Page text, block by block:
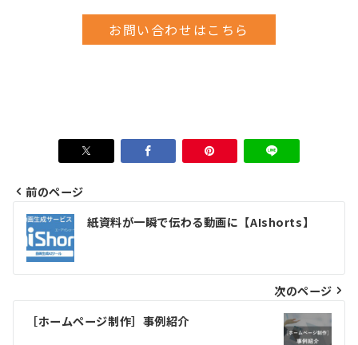
お問い合わせはこちら
投
稿
ナ
ビ
前のページ
紙資料が一瞬で伝わる動画に【AIshorts】
次のページ
［ホームページ制作］事例紹介